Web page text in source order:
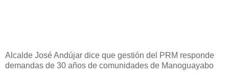
Alcalde José Andújar dice que gestión del PRM responde
demandas de 30 años de comunidades de Manoguayabo